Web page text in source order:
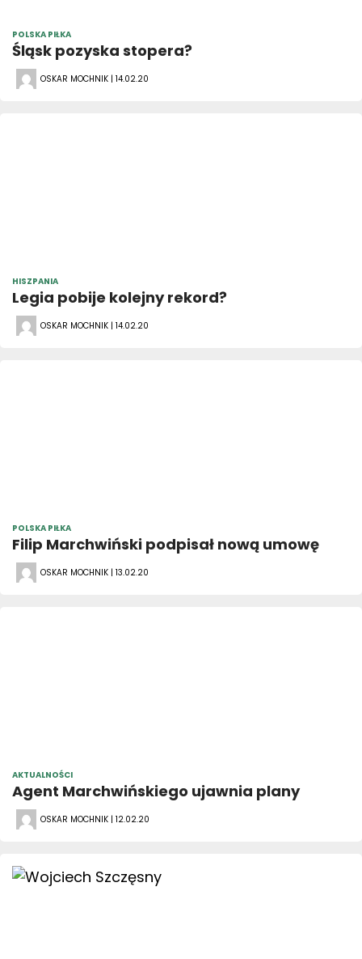
POLSKA PIŁKA
Śląsk pozyska stopera?
OSKAR MOCHNIK | 14.02.20
HISZPANIA
Legia pobije kolejny rekord?
OSKAR MOCHNIK | 14.02.20
POLSKA PIŁKA
Filip Marchwiński podpisał nową umowę
OSKAR MOCHNIK | 13.02.20
AKTUALNOŚCI
Agent Marchwińskiego ujawnia plany
OSKAR MOCHNIK | 12.02.20